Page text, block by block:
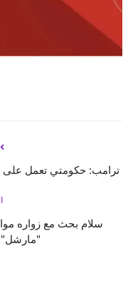
ترامب: حكومتي تعمل
سلام بحث مع زواره
"مارشل"